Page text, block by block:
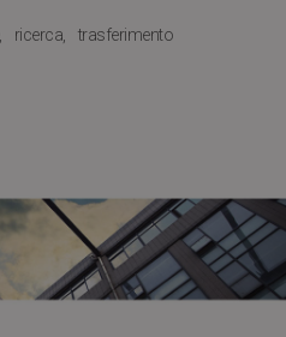
ricerca
trasferimento